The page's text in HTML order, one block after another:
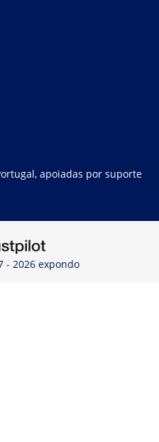
apoiadas por suporte
- 2026 expondo